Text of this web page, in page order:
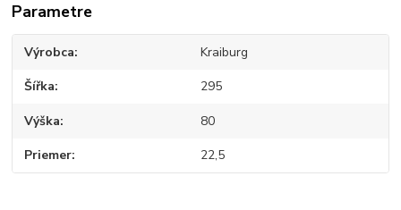
Parametre
Výrobca Kraiburg
Šířka 295
Výška 80
Priemer 22,5